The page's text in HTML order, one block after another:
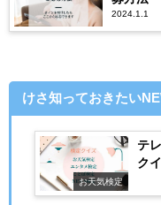
2024.1.1
けさ知っておきたい
お天気検定
テ
ク